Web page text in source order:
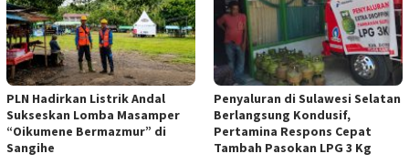
PLN Hadirkan Listrik Andal
Sukseskan Lomba Masamper
“Oikumene Bermazmur” di
Sangihe
Penyaluran di Sulawesi Selatan
Berlangsung Kondusif,
Pertamina Respons Cepat
Tambah Pasokan LPG 3 Kg